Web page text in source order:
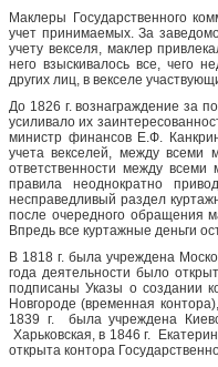
Маклеры Государственного
учет принимаемых. За
учету векселя, маклер
него взыскивалось все, чего
других лиц, в векселе
До 1826 г. вознаграждение за
усиливало их
министр финансов Е.Ф.
учета векселей, между всеми
ответственности между
правила неоднократно
несправедливый раздел
после очередного обращения
Впредь все куртажные деньги
В 1818 г. была учреждена
года деятельности было
подписаны Указы о создании
Новгороде (временная
1839 г.
была учреждена
Харьковская, в 1846 г.
открыта контора